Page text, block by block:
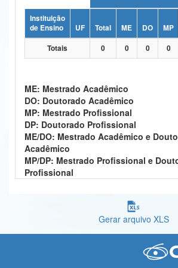
Ministério da Ciência, Tecnologia, Inovações e
Ministério do Meio Ambiente
Ministério do Desenvolvimento Regional
Controladoria-Geral da União
Ministério da Mulher, da Família e dos Direitos Humanos
Secretaria-Geral
Instituição
de Ensino
UF Total ME DO MP
Totais
0 0 0 0
ME: Mestrado Acadêmico
DO: Doutorado Acadêmico
MP: Mestrado Profissional
DP: Doutorado Profissional
ME/DO: Mestrado Acadêmico e
Acadêmico
MP/DP: Mestrado Profissional e
Profissional
Gerar arquivo XLS